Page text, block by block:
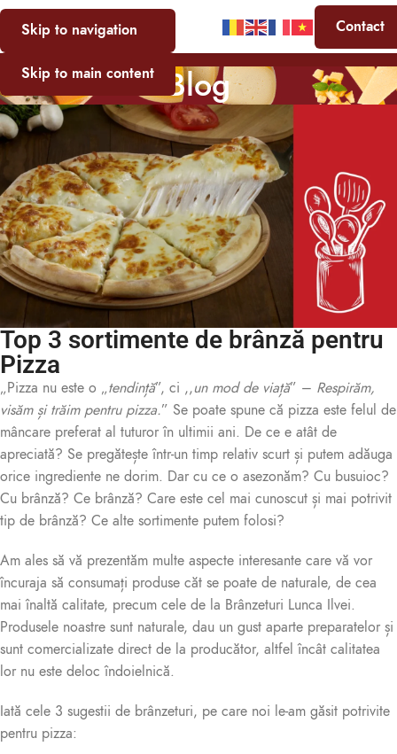
Skip to navigation
Skip to main content
Contact
Blog
Top 3 sortimente de brânză pentru
Pizza
„Pizza nu este o „tendință”, ci ,,un mod de viață” – Respirăm,
visăm și trăim pentru pizza.” Se poate spune că pizza este felul de
mâncare preferat al tuturor în ultimii ani. De ce e atât de
apreciată? Se pregătește într-un timp relativ scurt și putem adăuga
orice ingrediente ne dorim. Dar cu ce o asezonăm? Cu busuioc?
Cu brânză? Ce brânză? Care este cel mai cunoscut și mai potrivit
tip de brânză? Ce alte sortimente putem folosi?
Am ales să vă prezentăm multe aspecte interesante care vă vor
încuraja să consumați produse căt se poate de naturale, de cea
mai înaltă calitate, precum cele de la Brânzeturi Lunca Ilvei.
Produsele noastre sunt naturale, dau un gust aparte preparatelor și
sunt comercializate direct de la producător, altfel încât calitatea
lor nu este deloc îndoielnică.
Iată cele 3 sugestii de brânzeturi, pe care noi le-am găsit potrivite
pentru pizza: